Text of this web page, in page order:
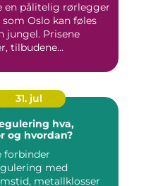
en pålitelig rørlegger
som Oslo kan føles
jungel. Prisene
tilbudene...
31. jul
hva,
og hvordan?
forbinder
med
metallklosser